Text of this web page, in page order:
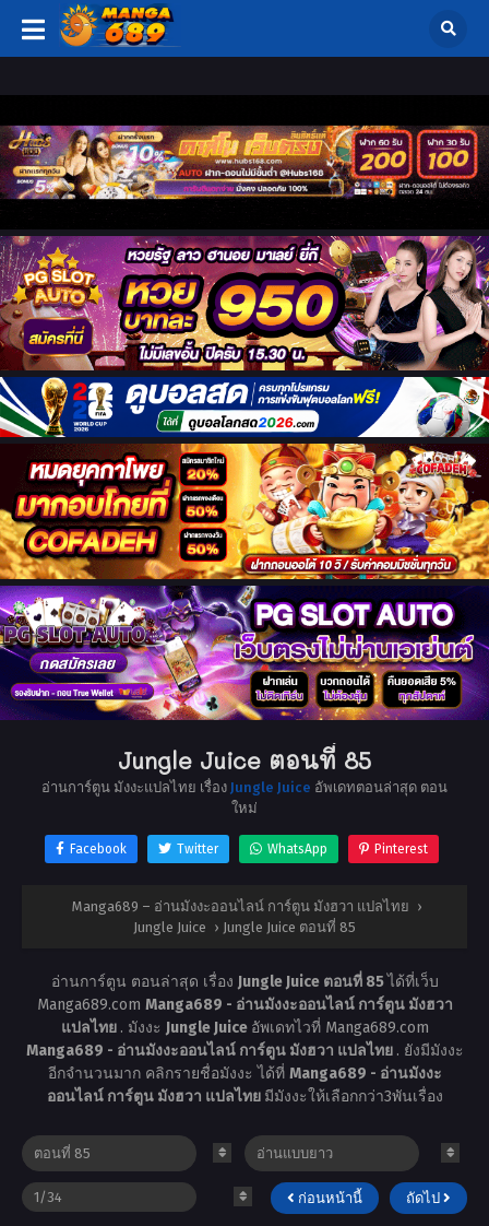
Jungle Juice ตอนที่ 85
อ่านการ์ตูน มังงะแปลไทย เรื่อง Jungle Juice อัพเดทตอนล่าสุด ตอน
ใหม่
Facebook Twitter WhatsApp Pinterest
Manga689 – อ่านมังงะออนไลน์ การ์ตูน มังฮวา แปลไทย ›
Jungle Juice › Jungle Juice ตอนที่ 85
อ่านการ์ตูน ตอนล่าสุด เรื่อง Jungle Juice ตอนที่ 85ได้ที่เว็บ
Manga689.com Manga689 - อ่านมังงะออนไลน์ การ์ตูน มังฮวา
แปลไทย . มังงะ Jungle Juice อัพเดทไวที่ Manga689.com
Manga689 - อ่านมังงะออนไลน์ การ์ตูน มังฮวา แปลไทย . ยังมีมังงะ
อีกจำนวนมาก คลิกรายชื่อมังงะ ได้ที่ Manga689 - อ่านมังงะ
ออนไลน์ การ์ตูน มังฮวา แปลไทย มีมังงะให้เลือกกว่า3พันเรื่อง
ก่อนหน้านี้ ถัดไป